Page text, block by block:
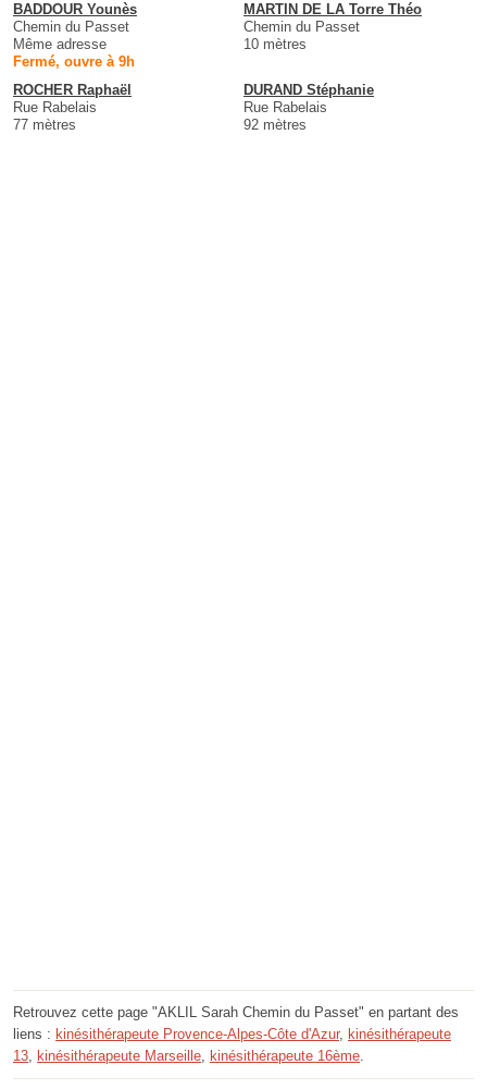
BADDOUR Younès
Chemin du Passet
Même adresse
Fermé, ouvre à 9h
MARTIN DE LA Torre Théo
Chemin du Passet
10 mètres
ROCHER Raphaël
Rue Rabelais
77 mètres
DURAND Stéphanie
Rue Rabelais
92 mètres
Retrouvez cette page "AKLIL Sarah Chemin du Passet" en partant des
liens : kinésithérapeute Provence-Alpes-Côte d'Azur, kinésithérapeute
13, kinésithérapeute Marseille, kinésithérapeute 16ème.